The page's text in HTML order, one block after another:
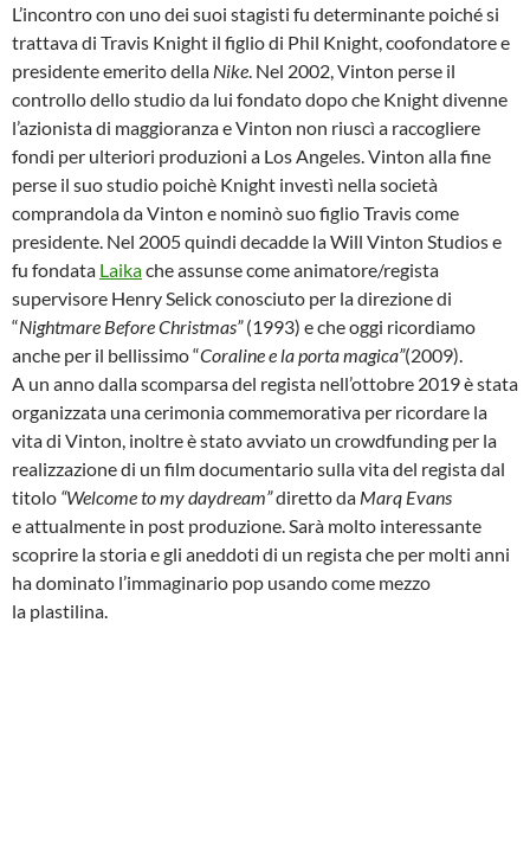
L’incontro con uno dei suoi stagisti fu determinante poiché si
trattava di Travis Knight il figlio di Phil Knight, coofondatore e
presidente emerito della Nike. Nel 2002, Vinton perse il
controllo dello studio da lui fondato dopo che Knight divenne
l’azionista di maggioranza e Vinton non riuscì a raccogliere
fondi per ulteriori produzioni a Los Angeles. Vinton alla fine
perse il suo studio poichè Knight investì nella società
comprandola da Vinton e nominò suo figlio Travis come
presidente. Nel 2005 quindi decadde la Will Vinton Studios e
fu fondata Laikache assunse come animatore/regista
supervisore Henry Selick conosciuto per la direzione di
“Nightmare Before Christmas”(1993) eche oggi ricordiamo
anche per il bellissimo “Coraline e la porta magica”(2009).
A un anno dalla scomparsa del regista nell’ottobre 2019 è stata
organizzata una cerimonia commemorativa per ricordare la
vita di Vinton, inoltre è stato avviato un crowdfunding per la
realizzazione di un film documentario sulla vita del regista dal
titolo “Welcome to my daydream”diretto da Marq Evans
eattualmente in post produzione. Sarà molto interessante
scoprire la storia e gli aneddoti di un regista che per molti anni
ha dominato l’immaginario pop usando come mezzo
la plastilina.